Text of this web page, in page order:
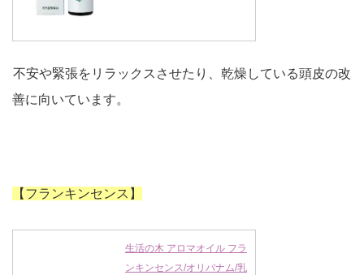
不安や緊張をリラックスさせたり、乾燥している頭皮の改
善に向いています。
【フランキンセンス】
生活の木 アロマオイル フラ
ンキンセンス/オリバナム/乳